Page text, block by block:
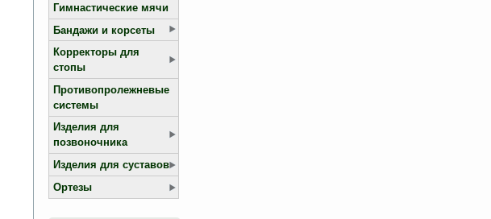
Гимнастические мячи
Бандажи и корсеты
Корректоры для
стопы
Противопролежневые
системы
Изделия для
позвоночника
Изделия для суставов
Ортезы